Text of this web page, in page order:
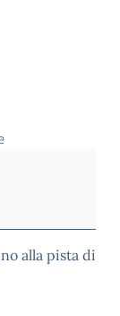
alla pista di